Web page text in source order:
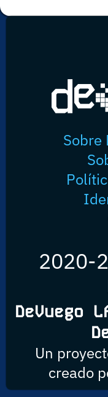
Sobre
2020-
DeVuego
Un
creado